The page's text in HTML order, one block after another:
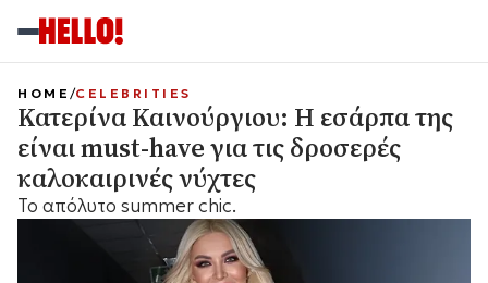
HOME CELEBRITIES
Κατερίνα Καινούργιου: Η εσάρπα της
είναι must-have για τις δροσερές
καλοκαιρινές νύχτες
Το απόλυτο summer chic.